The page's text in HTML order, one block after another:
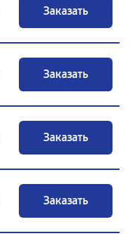
Заказать
Заказать
Заказать
Заказать